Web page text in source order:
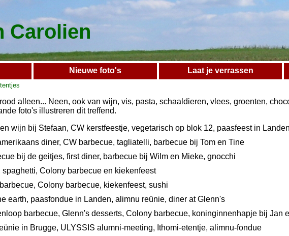
Carolien
Nieuwe foto's Laat je verrassen
alleen... Neen, ook van wijn, vis, pasta, schaaldieren, vlees, groenten,
foto's illustreren dit treffend.
wijn bij Stefaan, CW kerstfeestje, vegetarisch op blok 12, paasfeest in Landen
diner, CW barbecue, tagliatelli, barbecue bij Tom en Tine
bij de geitjes, first diner, barbecue bij Wilm en Mieke, gnocchi
spaghetti, Colony barbecue en kiekenfeest
Colony barbecue, kiekenfeest, sushi
earth, paasfondue in Landen, alimnu reünie, diner at Glenn's
barbecue, Glenn's desserts, Colony barbecue, koninginnenhapje bij Jan
in Brugge, ULYSSIS alumni-meeting, Ithomi-etentje, alimnu-fondue